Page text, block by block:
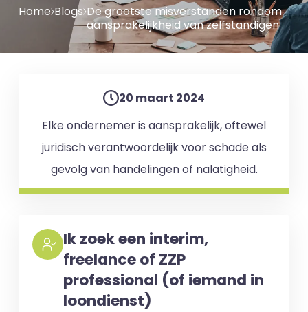
Home Blogs De grootste misverstanden rondom
aansprakelijkheid van zelfstandigen
20 maart 2024
Elke ondernemer is aansprakelijk, oftewel
juridisch verantwoordelijk voor schade als
gevolg van handelingen of nalatigheid.
Ik zoek een interim,
freelance of ZZP
professional (of iemand in
loondienst)